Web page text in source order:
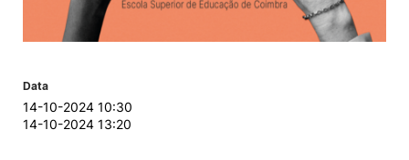
Data
14-10-2024 10:30
14-10-2024 13:20